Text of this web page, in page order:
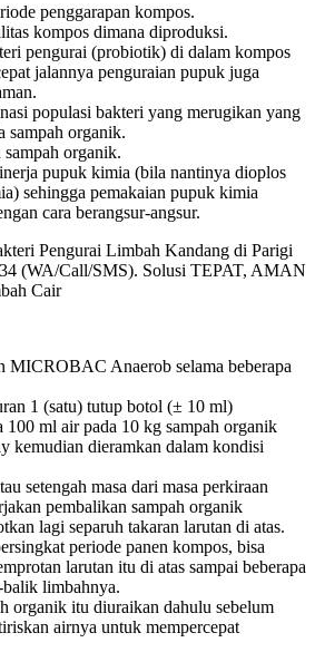
penggarapan kompos.
kompos dimana diproduksi.
pengurai (probiotik) di dalam kompos
jalannya penguraian pupuk juga
populasi bakteri yang merugikan yang
sampah organik.
organik.
pupuk kimia (bila nantinya dioplos
sehingga pemakaian pupuk kimia
cara berangsur-angsur.
MICROBAC Anaerob selama beberapa
1 (satu) tutup botol (± 10 ml)
ml air pada 10 kg sampah organik
kemudian dieramkan dalam kondisi
setengah masa dari masa perkiraan
pembalikan sampah organik
lagi separuh takaran larutan di atas.
periode panen kompos, bisa
larutan itu di atas sampai beberapa
limbahnya.
organik itu diuraikan dahulu sebelum
airnya untuk mempercepat